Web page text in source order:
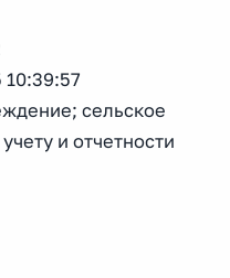
10:39:57
сельское
и отчетности